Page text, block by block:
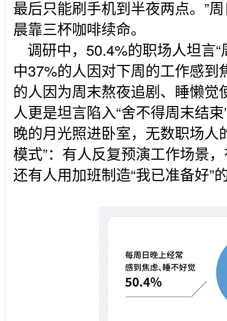
最后只能刷手机到半夜两点。”
晨靠三杯咖啡续命。
调研中，50.4%的职场人坦言
中37%的人因对下周的工作感到
的人因为周末熬夜追剧、睡懒觉
人更是坦言陷入“舍不得周末结
晚的月光照进卧室，无数职场人
模式”：有人反复预演工作场景
还有人用加班制造“我已准备好”